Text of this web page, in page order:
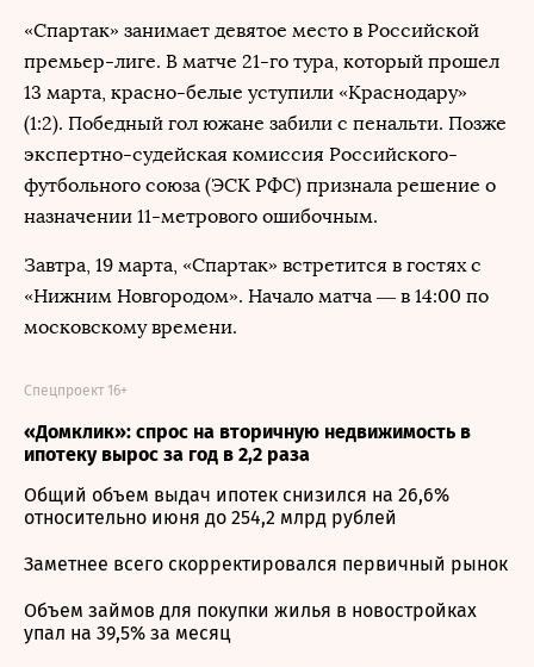
«Спартак» занимает девятое место в Российской
премьер-лиге. В матче 21-го тура, который прошел
13 марта, красно-белые уступили «Краснодару»
(1:2). Победный гол южане забили с пенальти. Позже
экспертно-судейская комиссия Российского-
футбольного союза (ЭСК РФС) признала решение о
назначении 11-метрового ошибочным.
Завтра, 19 марта, «Спартак» встретится в гостях с
«Нижним Новгородом». Начало матча — в 14:00 по
московскому времени.
«Домклик»: спрос на вторичную недвижимость в
ипотеку вырос за год в 2,2 раза
Спецпроект 16+
Общий объем выдач ипотек снизился на 26,6%
относительно июня до 254,2 млрд рублей
Заметнее всего скорректировался первичный рынок
Объем займов для покупки жилья в новостройках
упал на 39,5% за месяц